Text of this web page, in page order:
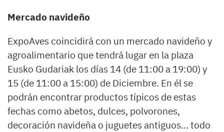
Mercado navideño
ExpoAves coincidirá con un mercado navideño y
agroalimentario que tendrá lugar en la plaza
Eusko Gudariak los días 14 (de 11:00 a 19:00) y
15 (de 11:00 a 15:00) de Diciembre. En él se
podrán encontrar productos típicos de estas
fechas como abetos, dulces, polvorones,
decoración navideña o juguetes antiguos… todo